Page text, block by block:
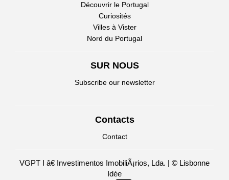
Découvrir le Portugal
Curiosités
Villes à Vister
Nord du Portugal
SUR NOUS
Subscribe our newsletter
Contacts
Contact
VGPT I â€ Investimentos ImobiliÃ¡rios, Lda. | © Lisbonne
Idée